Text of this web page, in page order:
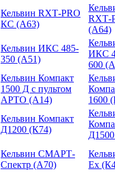
Кельвин RXТ-PRO
КС (А63)
RXТ-
(А64)
Кельвин ИКС 485-
350 (А51)
ИКС
600
Кельвин Компакт
1500 Д с пультом
АРТО (А14)
1600
Кельвин Компакт
Д1200 (К74)
Кельвин СМАРТ-
Спектр (А70)
Ex